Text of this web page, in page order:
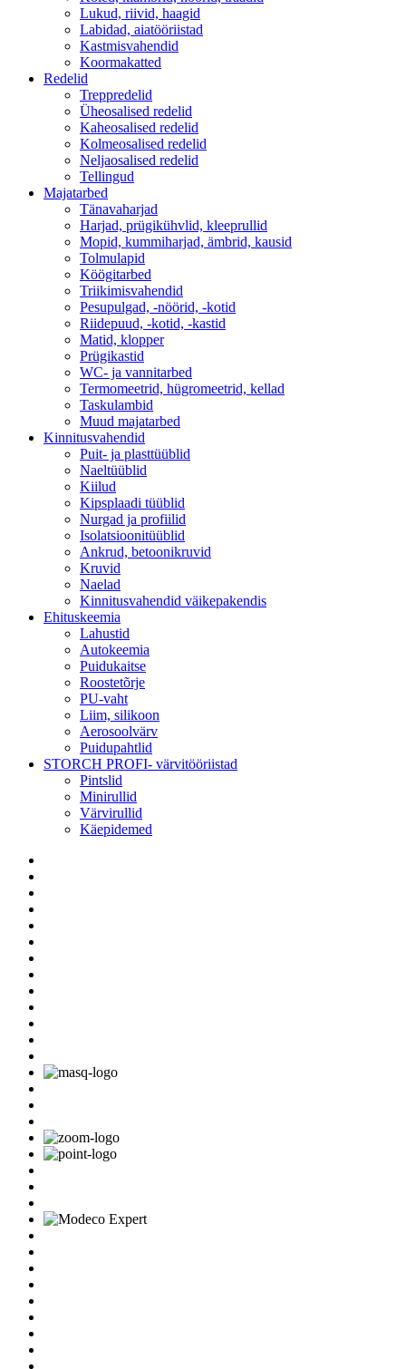
Lukud, riivid, haagid
Labidad, aiatööriistad
Kastmisvahendid
Koormakatted
Redelid
Treppredelid
Üheosalised redelid
Kaheosalised redelid
Kolmeosalised redelid
Neljaosalised redelid
Tellingud
Majatarbed
Tänavaharjad
Harjad, prügikühvlid, kleeprullid
Mopid, kummiharjad, ämbrid, kausid
Tolmulapid
Köögitarbed
Triikimisvahendid
Pesupulgad, -nöörid, -kotid
Riidepuud, -kotid, -kastid
Matid, klopper
Prügikastid
WC- ja vannitarbed
Termomeetrid, hügromeetrid, kellad
Taskulambid
Muud majatarbed
Kinnitusvahendid
Puit- ja plasttüüblid
Naeltüüblid
Kiilud
Kipsplaadi tüüblid
Nurgad ja profiilid
Isolatsioonitüüblid
Ankrud, betoonikruvid
Kruvid
Naelad
Kinnitusvahendid väikepakendis
Ehituskeemia
Lahustid
Autokeemia
Puidukaitse
Roostetõrje
PU-vaht
Liim, silikoon
Aerosoolvärv
Puidupahtlid
STORCH PROFI- värvitööriistad
Pintslid
Minirullid
Värvirullid
Käepidemed